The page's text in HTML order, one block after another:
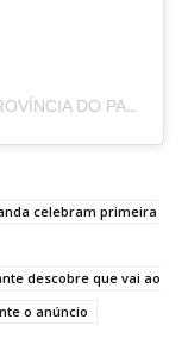
UM POST COMPARTILHADO POR A PROVÍNCIA DO PARÁ (@APROVINCIADOPARA)
celebram primeira
descobre que vai ao
o anúncio